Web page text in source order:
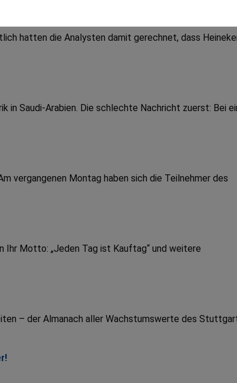
hatten die Analysten damit gerechnet, dass
in Saudi-Arabien. Die schlechte Nachricht zuerst: Bei
vergangenen Montag haben sich die Teilnehmer des
Ihr Motto: „Jeden Tag ist Kauftag“ und weitere
– der Almanach aller Wachstumswerte des